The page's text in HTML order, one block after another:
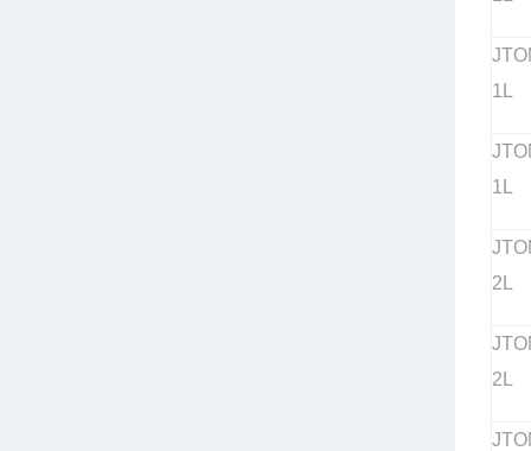
1L
1L
2L
2L